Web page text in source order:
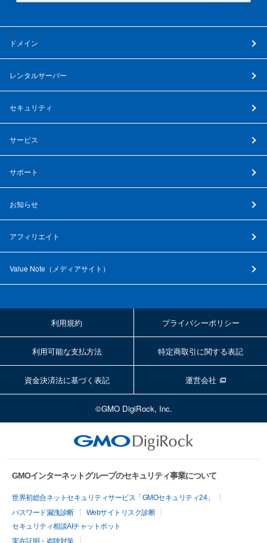
ドメイン
レンタルサーバー
セキュリティ
サービス
サポート
お知らせ
アフィリエイト
Value Note（ メディアサイト ）
利用規約 プライバシーポリシー
利用可能な支払方法 特定商取引に関する表記
資金決済法に基づく表記 運営会社
©GMO DigiRock, Inc.
GMOインターネットグループのセキュリティ事業について
世界初総合ネットセキュリティサービス「GMOセキュリティ24」
パスワード漏洩診断
Webサイトリスク診断
セキュリティ相談AIチャットボット
実在証明・盗聴対策